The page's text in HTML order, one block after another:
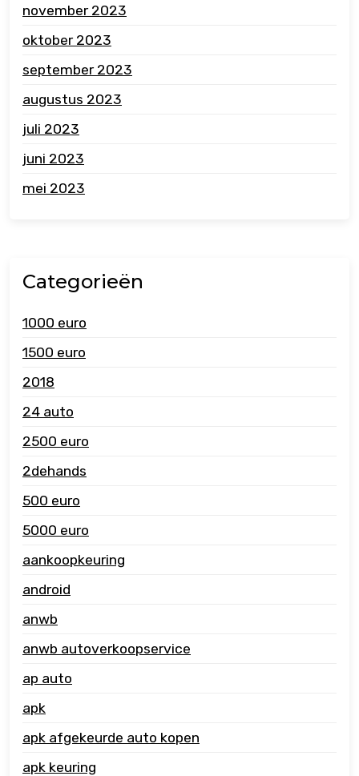
november 2023
oktober 2023
september 2023
augustus 2023
juli 2023
juni 2023
mei 2023
Categorieën
1000 euro
1500 euro
2018
24 auto
2500 euro
2dehands
500 euro
5000 euro
aankoopkeuring
android
anwb
anwb autoverkoopservice
ap auto
apk
apk afgekeurde auto kopen
apk keuring